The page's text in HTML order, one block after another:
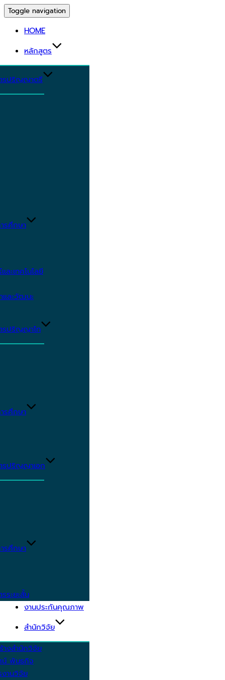
Toggle navigation
HOME
หลักสูตร
รปริญญาตรี
รศึกษา
ะเทคโนโลยี
และวัฒนะ
รปริญญาโท
รศึกษา
รปริญญาเอก
รศึกษา
ระยะสั้น
งานประกันคุณภาพ
สำนักวิจัย
างสำนักวิจัย
น์ พันธกิจ
งานวิจัย